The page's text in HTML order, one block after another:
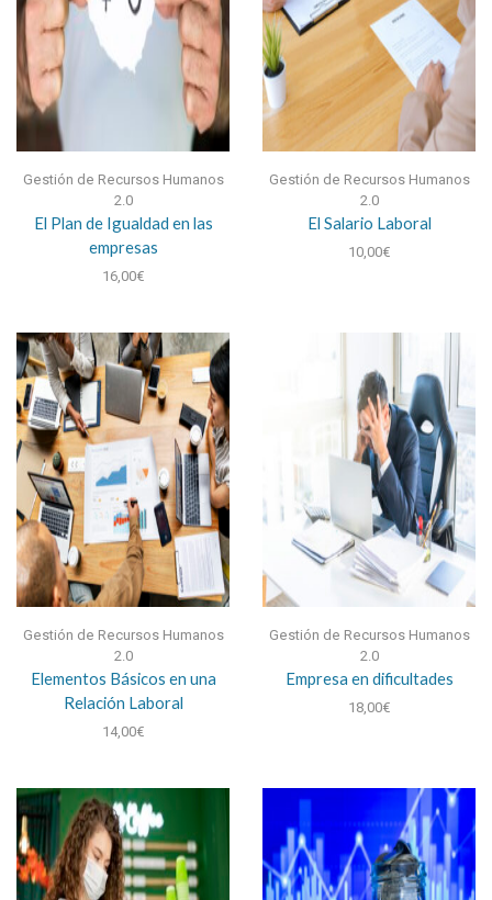
Gestión de Recursos Humanos
2.0
El Plan de Igualdad en las
empresas
16,00€
Gestión de Recursos Humanos
2.0
El Salario Laboral
10,00€
Gestión de Recursos Humanos
2.0
Elementos Básicos en una
Relación Laboral
14,00€
Gestión de Recursos Humanos
2.0
Empresa en dificultades
18,00€